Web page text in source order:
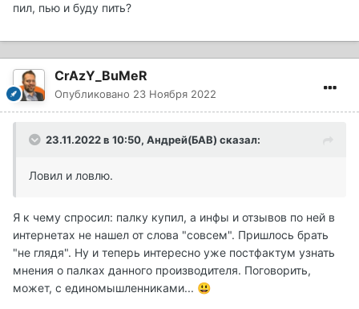
пил, пью и буду пить?
CrAzY_BuMeR
Опубликовано 23 Ноября 2022
23.11.2022 в 10:50, Андрей(БАВ) сказал:
Ловил и ловлю.
Я к чему спросил: палку купил, а инфы и отзывов по ней в
интернетах не нашел от слова "совсем". Пришлось брать
"не глядя". Ну и теперь интересно уже постфактум узнать
мнения о палках данного производителя. Поговорить,
может, с единомышленниками... 😃